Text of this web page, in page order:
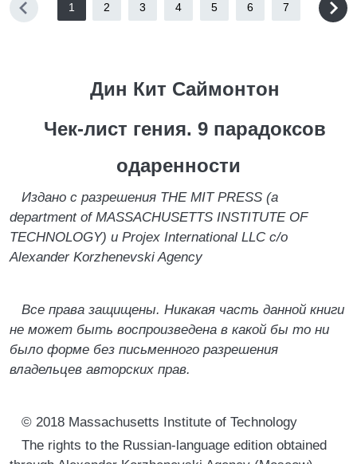
1 2 3 4 5 6 7
Дин Кит Саймонтон
Чек-лист гения. 9 парадоксов
одаренности
Издано с разрешения THE MIT PRESS (a
department of MASSACHUSETTS INSTITUTE OF
TECHNOLOGY) и Projex International LLC c/o
Alexander Korzhenevski Agency
Все права защищены. Никакая часть данной книги
не может быть воспроизведена в какой бы то ни
было форме без письменного разрешения
владельцев авторских прав.
© 2018 Massachusetts Institute of Technology
The rights to the Russian-language edition obtained